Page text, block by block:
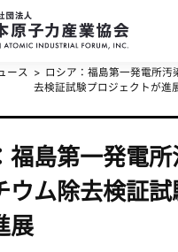
ース
ロシア：福島第一発電所汚
去検証試験プロジェクトが進
福島第一発電
ウム除去検証
展